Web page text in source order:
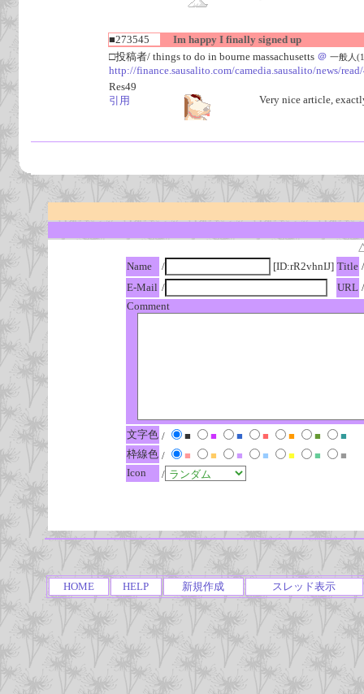
■273545
Im happy I finally signed up
□投稿者/ things to do in bourne massachusetts ＠ 一般人
http://finance.sausalito.com/camedia.sausalito/news/
Res49
引用
Very nice article,
Name
/ [ID:rR2vhnIJ] Title /
E-Mail / URL /
Comment
文字色 / ■ ■ ■ ■ ■ ■
■
枠線色 / ■ ■ ■ ■ ■ ■
■
Icon
/
HOME HELP 新規作成 スレッド表示